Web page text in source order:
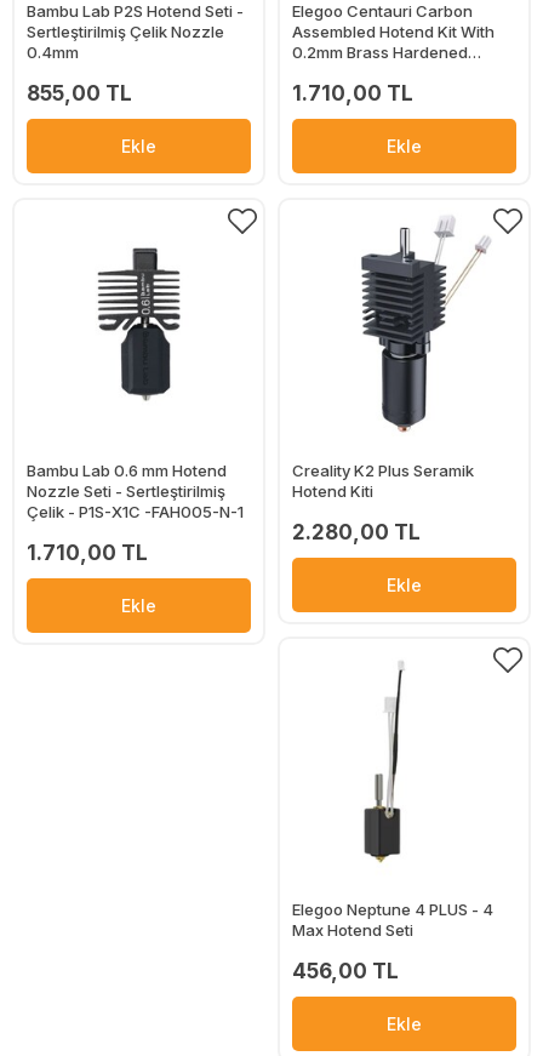
Bambu Lab P2S Hotend Seti -
Sertleştirilmiş Çelik Nozzle
0.4mm
855,00 TL
Ekle
Elegoo Centauri Carbon
Assembled Hotend Kit With
0.2mm Brass Hardened
1.710,00 TL
Ekle
Bambu Lab 0.6 mm Hotend
Nozzle Seti - Sertleştirilmiş
Çelik - P1S-X1C -FAH005-N-1
1.710,00 TL
Ekle
Creality K2 Plus Seramik
Hotend Kiti
2.280,00 TL
Ekle
Elegoo Neptune 4 PLUS - 4
Max Hotend Seti
456,00 TL
Ekle